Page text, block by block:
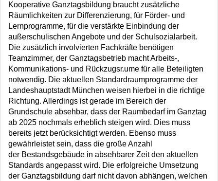
Kooperative Ganztagsbildung braucht zusätzliche
Räumlichkeiten zur Differenzierung, für Förder- und
Lernprogramme, für die verstärkte Einbindung der
außerschulischen Angebote und der Schulsozialarbeit.
Die zusätzlich involvierten Fachkräfte benötigen
Teamzimmer, der Ganztagsbetrieb macht Arbeits-,
Kommunikations- und Rückzugsr.ume für alle Beteiligten
notwendig. Die aktuellen Standardraumprogramme der
Landeshauptstadt München weisen hierbei in die richtige
Richtung. Allerdings ist gerade im Bereich der
Grundschule absehbar, dass der Raumbedarf im Ganztag
ab 2025 nochmals erheblich steigen wird. Dies muss
bereits jetzt berücksichtigt werden. Ebenso muss
gewährleistet sein, dass die große Anzahl
der Bestandsgebäude in absehbarer Zeit den aktuellen
Standards angepasst wird. Die erfolgreiche Umsetzung
der Ganztagsbildung darf nicht davon abhängen, welchen